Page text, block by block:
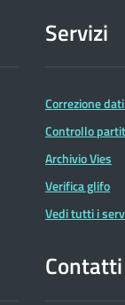
Servizi
Correzione
Controllo
Archivio Vies
Verifica glifo
Vedi tutti i